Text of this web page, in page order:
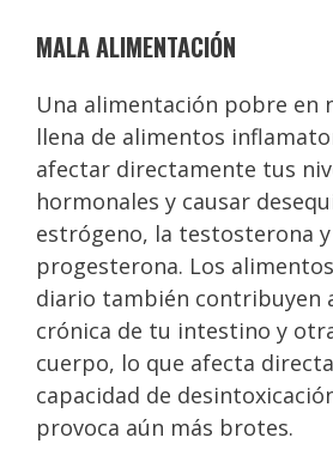
MALA ALIMENTACIÓN
Una alimentación pobre en
llena de alimentos
afectar directamente tus
hormonales y causar
estrógeno, la testosterona
progesterona. Los
diario también contribuyen
crónica de tu intestino y
cuerpo, lo que afecta
capacidad de
provoca aún más brotes.